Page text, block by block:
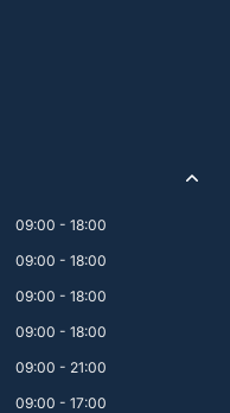
09:00 - 18:00
09:00 - 18:00
09:00 - 18:00
09:00 - 18:00
09:00 - 21:00
09:00 - 17:00